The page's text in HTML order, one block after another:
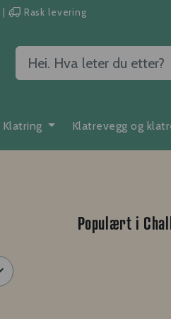
| Rask levering
Klatring Klatrevegg og
Populært i